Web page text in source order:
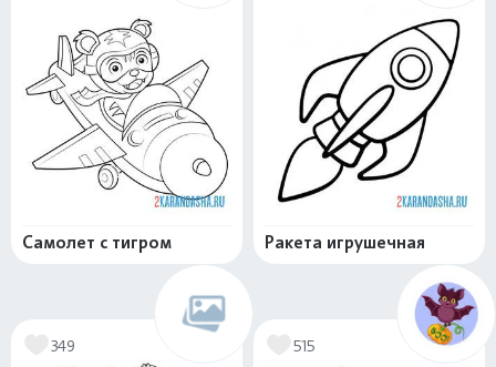
Самолет с тигром Ракета игрушечная
349 515